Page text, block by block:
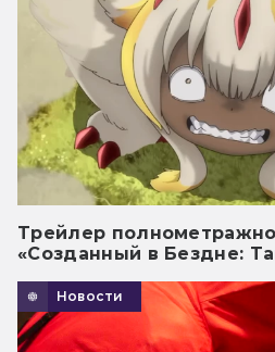
Трейлер
«Созданный в Бездне:
Новости